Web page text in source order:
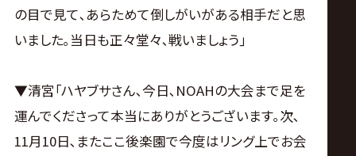
の目で見て､あらためて倒しがいがある相手だと思
いました｡当日も正々堂々､戦いましょう｣
▼清宮｢ハヤブサさん､今日､NOAHの大会まで足を
運んでくださって本当にありがとうございます｡次､
11月10日､またここ後楽園で今度はリング上でお会